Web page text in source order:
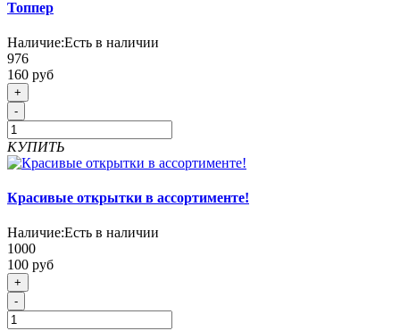
Топпер
Наличие:Есть в наличии
976
160 руб
+
-
КУПИТЬ
Красивые открытки в ассортименте!
Наличие:Есть в наличии
1000
100 руб
+
-